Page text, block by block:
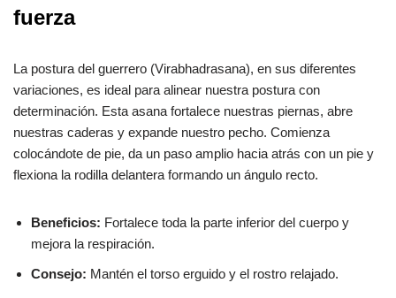
fuerza
La postura del guerrero (Virabhadrasana), en sus diferentes
variaciones, es ideal para alinear nuestra postura con
determinación. Esta asana fortalece nuestras piernas, abre
nuestras caderas y expande nuestro pecho. Comienza
colocándote de pie, da un paso amplio hacia atrás con un pie y
flexiona la rodilla delantera formando un ángulo recto.
Beneficios: Fortalece toda la parte inferior del cuerpo y
mejora la respiración.
Consejo: Mantén el torso erguido y el rostro relajado.